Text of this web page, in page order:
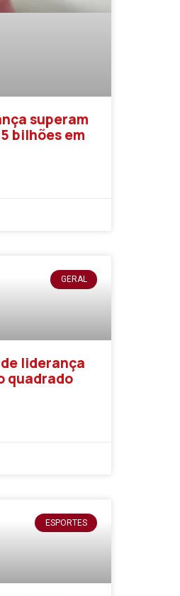
superam
bilhões em
GERAL
liderança
quadrado
ESPORTES